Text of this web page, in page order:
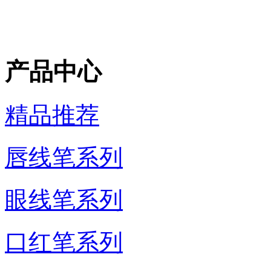
产品中心
精品推荐
唇线笔系列
眼线笔系列
口红笔系列